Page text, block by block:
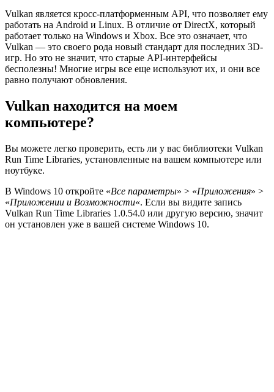
Vulkan является кросс-платформенным API, что позволяет ему
работать на Android и Linux. В отличие от DirectX, который
работает только на Windows и Xbox. Все это означает, что
Vulkan — это своего рода новый стандарт для последних 3D-
игр. Но это не значит, что старые API-интерфейсы
бесполезны! Многие игры все еще используют их, и они все
равно получают обновления.
Vulkan находится на моем
компьютере?
Вы можете легко проверить, есть ли у вас библиотеки Vulkan
Run Time Libraries, установленные на вашем компьютере или
ноутбуке.
В Windows 10 откройте «Все параметры» > «Приложения» >
«Приложении и Возможности«. Если вы видите запись
Vulkan Run Time Libraries 1.0.54.0 или другую версию, значит
он установлен уже в вашей системе Windows 10.